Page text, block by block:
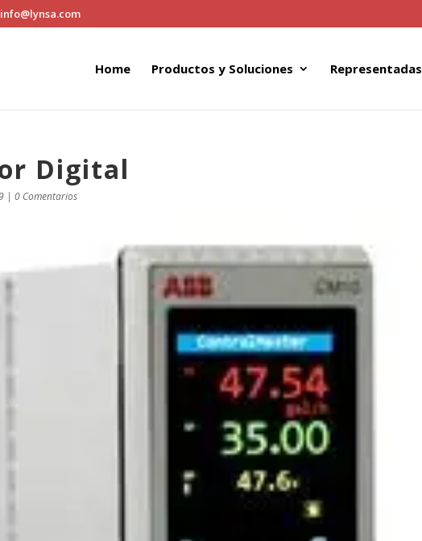
info@lynsa.com
Home Productos y Soluciones Representadas
Digital
| 0 Comentarios